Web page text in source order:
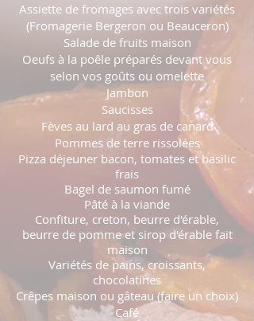
Assiette de fromages avec trois variétés
(Fromagerie Bergeron ou Beauceron)
Salade de fruits maison
Oeufs à la poêle préparés devant vous
selon vos goûts ou omelette
Jambon
Saucisses
Fèves au lard au gras de canard
Pommes de terre rissolées
Pizza déjeuner bacon, tomates et basilic
frais
Bagel de saumon fumé
Pâté à la viande
Confiture, creton, beurre d'érable,
beurre de pomme et sirop d'érable fait
maison
Variétés de pains, croissants,
chocolatines
Crêpes maison ou gâteau (faire un choix)
Café